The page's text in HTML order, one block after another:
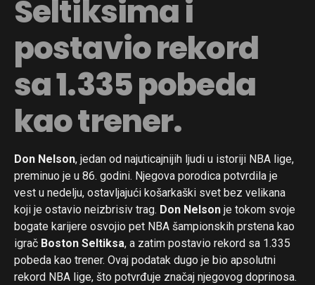
Seltiksima i
postavio rekord
sa 1.335 pobeda
kao trener.
Don Nelson, jedan od najuticajnijih ljudi u istoriji NBA lige,
preminuo je u 86. godini. Njegova porodica potvrdila je
vest u nedelju, ostavljajući košarkaški svet bez velikana
koji je ostavio neizbrisiv trag. Don Nelson je tokom svoje
bogate karijere osvojio pet NBA šampionskih prstena kao
igrač Boston Seltiksa, a zatim postavio rekord sa 1.335
pobeda kao trener. Ovaj podatak dugo je bio apsolutni
rekord NBA lige, što potvrđuje značaj njegovog doprinosa.